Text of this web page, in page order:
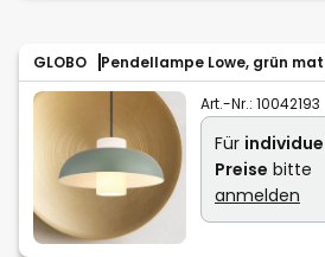
GLOBO Pendellampe Lowe, grün
Art.-Nr.: 10042193
Für
Preise bitte
anmelden